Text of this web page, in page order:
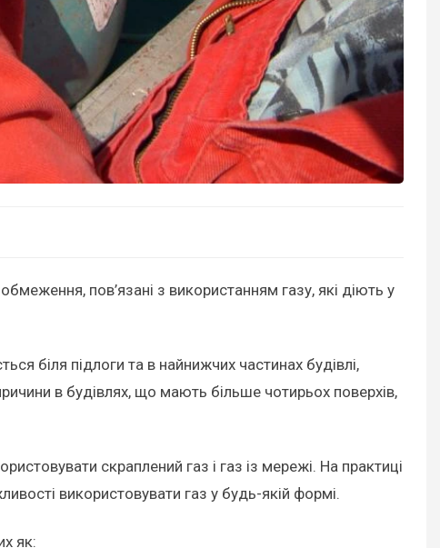
пов’язані з використанням газу, які діють у
біля підлоги та в найнижчих частинах будівлі,
в будівлях, що мають більше чотирьох поверхів,
скраплений газ і газ із мережі. На практиці
використовувати газ у будь-якій формі.
як: